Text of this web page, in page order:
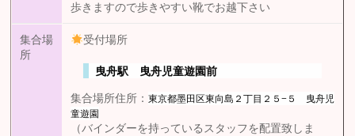
歩きますので歩きやすい靴でお越下さい
集合場
所
受付場所
曳舟駅 曳舟児童遊園前
集合場所住所：東京都墨田区東向島２丁目２５−５ 曳舟児
童遊園
（バインダーを持っているスタッフを配置致しま